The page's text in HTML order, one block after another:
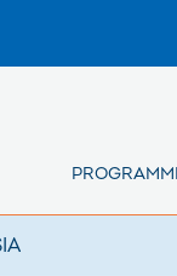
PROGRAMMI